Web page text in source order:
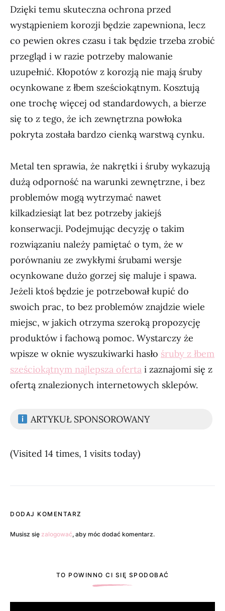
Dzięki temu skuteczna ochrona przed
wystąpieniem korozji będzie zapewniona, lecz
co pewien okres czasu i tak będzie trzeba zrobić
przegląd i w razie potrzeby malowanie
uzupełnić. Kłopotów z korozją nie mają śruby
ocynkowane z łbem sześciokątnym. Kosztują
one trochę więcej od standardowych, a bierze
się to z tego, że ich zewnętrzna powłoka
pokryta została bardzo cienką warstwą cynku.
Metal ten sprawia, że nakrętki i śruby wykazują
dużą odporność na warunki zewnętrzne, i bez
problemów mogą wytrzymać nawet
kilkadziesiąt lat bez potrzeby jakiejś
konserwacji. Podejmując decyzję o takim
rozwiązaniu należy pamiętać o tym, że w
porównaniu ze zwykłymi śrubami wersje
ocynkowane dużo gorzej się maluje i spawa.
Jeżeli ktoś będzie je potrzebował kupić do
swoich prac, to bez problemów znajdzie wiele
miejsc, w jakich otrzyma szeroką propozycję
produktów i fachową pomoc. Wystarczy że
wpisze w oknie wyszukiwarki hasło śruby z łbem
sześciokątnym najlepsza oferta i zaznajomi się z
ofertą znalezionych internetowych sklepów.
ARTYKUŁ SPONSOROWANY
(Visited 14 times, 1 visits today)
DODAJ KOMENTARZ
Musisz się zalogować, aby móc dodać komentarz.
TO POWINNO CI SIĘ SPODOBAĆ